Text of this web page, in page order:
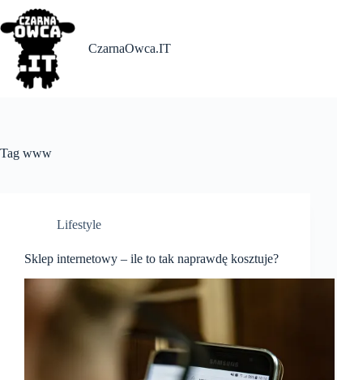
to
content
CzarnaOwca.IT
Tag www
Lifestyle
Sklep internetowy – ile to tak naprawdę kosztuje?